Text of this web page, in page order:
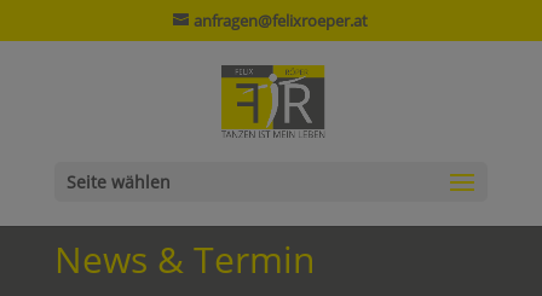
anfragen@felixroeper.at
Seite wählen
News & Termin